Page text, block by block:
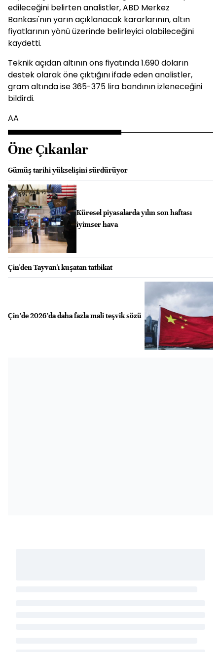
edileceğini belirten analistler, ABD Merkez
Bankası'nın yarın açıklanacak kararlarının, altın
fiyatlarının yönü üzerinde belirleyici olabileceğini
kaydetti.
Teknik açıdan altının ons fiyatında 1.690 doların
destek olarak öne çıktığını ifade eden analistler,
gram altında ise 365-375 lira bandının izleneceğini
bildirdi.
AA
Öne Çıkanlar
Gümüş tarihi yükselişini sürdürüyor
Küresel piyasalarda yılın son haftası
iyimser hava
Çin'den Tayvan'ı kuşatan tatbikat
Çin’de 2026’da daha fazla mali teşvik sözü